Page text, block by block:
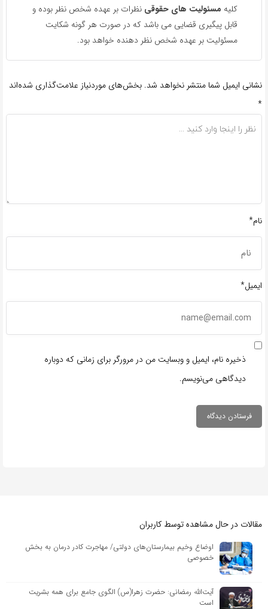
کلیه مسئولیت های حقوقی نظرات بر عهده شخص نظر بوده و
قابل پیگیری قضایی می باشد که در صورت هر گونه شکایت
مسئولیت بر عهده شخص نظر دهنده خواهد بود.
نشانی ایمیل شما منتشر نخواهد شد. بخش‌های موردنیاز علامت‌گذاری شده‌اند
*
نام*
ایمیل*
ذخیره نام، ایمیل و وبسایت من در مرورگر برای زمانی که دوباره
دیدگاهی می‌نویسم.
مقالات در حال مشاهده توسط کاربران
اوضاع وخیم بیمارستان‌های دولتی/ مهاجرت کادر درمان به بخش
خصوصی
آیت‌الله رمضانی: حضرت زهرا(س) الگوی جامع برای همه بشریت
است